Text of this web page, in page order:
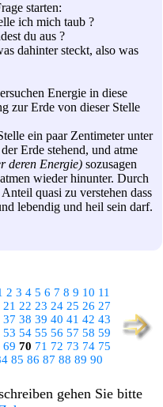
starten:
ich mich taub ?
du aus ?
dahinter steckt, also was
Energie in diese
zur Erde von dieser Stelle
ein paar Zentimeter unter
Erde stehend, und atme
deren Energie) sozusagen
wieder hinunter. Durch
quasi zu verstehen dass
lebendig und heil sein darf.
2 3 4 5 6 7 8 9 10 11
21 22 23 24 25 26 27
37 38 39 40 41 42 43
53 54 55 56 57 58 59
69 70 71 72 73 74 75
85 86 87 88 89 90
gehen Sie bitte